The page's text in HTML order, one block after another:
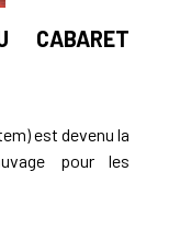
CABARET
est devenu la
pour les